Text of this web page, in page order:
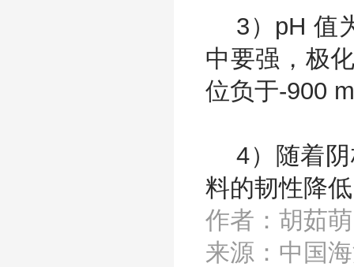
3）pH 值
中要强，极
位负于-900
4）随着阴
料的韧性降
作者：胡茹
来源：中国